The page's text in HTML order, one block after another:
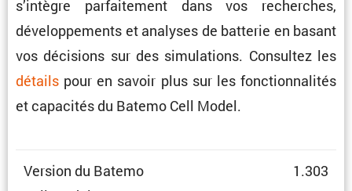
s’intègre parfai­te­ment dans vos recherches,
dévelop­pe­ments et analyses de batterie en basant
vos décisions sur des simula­tions. Consultez les
détails pour en savoir plus sur les fonction­na­lités
et capacités du Batemo Cell Model.
Version du Batemo
1.303